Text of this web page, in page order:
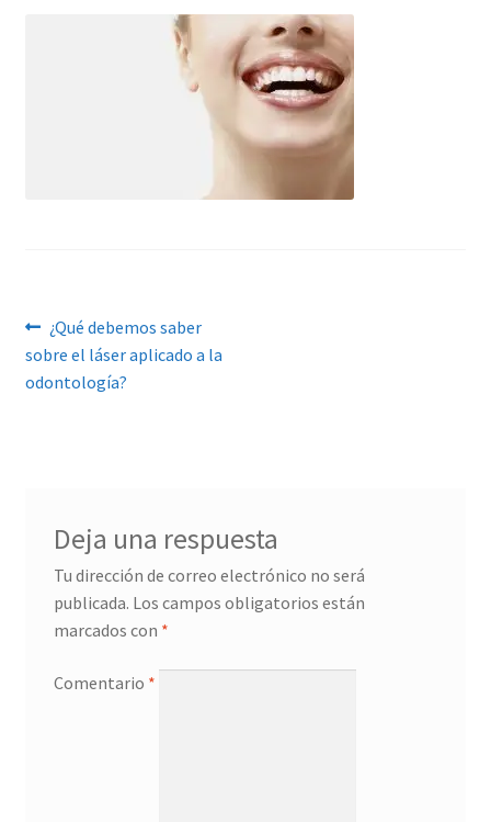
Navegación
de
Anterior:
¿Qué debemos saber
sobre el láser aplicado a la
odontología?
Deja una respuesta
Tu dirección de correo electrónico no será
publicada. Los campos obligatorios están
marcados con *
Comentario *